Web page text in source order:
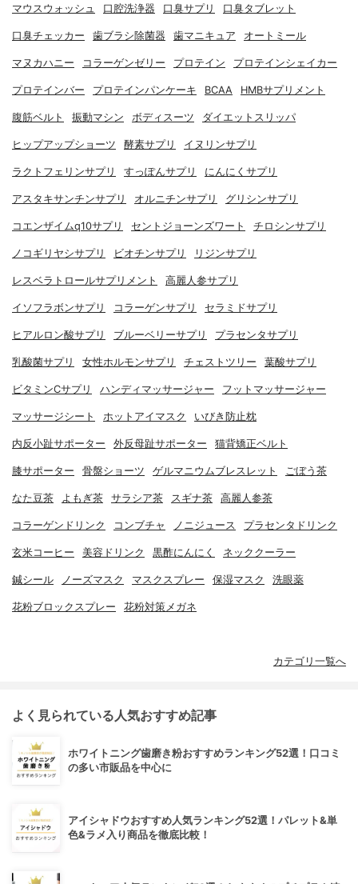
マウスウォッシュ 口腔洗浄器 口臭サプリ 口臭タブレット
口臭チェッカー 歯ブラシ除菌器 歯マニキュア オートミール
マヌカハニー コラーゲンゼリー プロテイン プロテインシェイカー
プロテインバー プロテインパンケーキ BCAA HMBサプリメント
腹筋ベルト 振動マシン ボディスーツ ダイエットスリッパ
ヒップアップショーツ 酵素サプリ イヌリンサプリ
ラクトフェリンサプリ すっぽんサプリ にんにくサプリ
アスタキサンチンサプリ オルニチンサプリ グリシンサプリ
コエンザイムq10サプリ セントジョーンズワート チロシンサプリ
ノコギリヤシサプリ ビオチンサプリ リジンサプリ
レスベラトロールサプリメント 高麗人参サプリ
イソフラボンサプリ コラーゲンサプリ セラミドサプリ
ヒアルロン酸サプリ ブルーベリーサプリ プラセンタサプリ
乳酸菌サプリ 女性ホルモンサプリ チェストツリー 葉酸サプリ
ビタミンCサプリ ハンディマッサージャー フットマッサージャー
マッサージシート ホットアイマスク いびき防止枕
内反小趾サポーター 外反母趾サポーター 猫背矯正ベルト
膝サポーター 骨盤ショーツ ゲルマニウムブレスレット ごぼう茶
なた豆茶 よもぎ茶 サラシア茶 スギナ茶 高麗人参茶
コラーゲンドリンク コンブチャ ノニジュース プラセンタドリンク
玄米コーヒー 美容ドリンク 黒酢にんにく ネッククーラー
鍼シール ノーズマスク マスクスプレー 保湿マスク 洗眼薬
花粉ブロックスプレー 花粉対策メガネ
カテゴリ一覧へ
よく見られている人気おすすめ記事
ホワイトニング歯磨き粉おすすめランキング52選！口コミ
の多い市販品を中心に
アイシャドウおすすめ人気ランキング52選！パレット&単
色&ラメ入り商品を徹底比較！